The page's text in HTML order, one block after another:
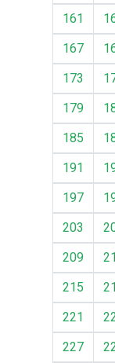
161
167
173
179
185
191
197
203
209
215
221
227